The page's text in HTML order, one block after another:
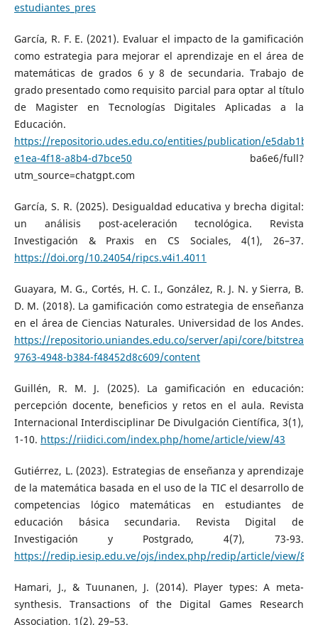
estudiantes_pres
García, R. F. E. (2021). Evaluar el impacto de la gamificación
como estrategia para mejorar el aprendizaje en el área de
matemáticas de grados 6 y 8 de secundaria. Trabajo de
grado presentado como requisito parcial para optar al título
de Magister en Tecnologías Digitales Aplicadas a la
Educación.
https://repositorio.udes.edu.co/entities/publication/e5dab1b4-
e1ea-4f18-a8b4-d7bce50 ba6e6/full?
utm_source=chatgpt.com
García, S. R. (2025). Desigualdad educativa y brecha digital:
un análisis post-aceleración tecnológica. Revista
Investigación & Praxis en CS Sociales, 4(1), 26–37.
https://doi.org/10.24054/ripcs.v4i1.4011
Guayara, M. G., Cortés, H. C. I., González, R. J. N. y Sierra, B.
D. M. (2018). La gamificación como estrategia de enseñanza
en el área de Ciencias Naturales. Universidad de los Andes.
https://repositorio.uniandes.edu.co/server/api/core/
9763-4948-b384-f48452d8c609/content
Guillén, R. M. J. (2025). La gamificación en educación:
percepción docente, beneficios y retos en el aula. Revista
Internacional Interdisciplinar De Divulgación Científica, 3(1),
1-10. https://riidici.com/index.php/home/article/view/43
Gutiérrez, L. (2023). Estrategias de enseñanza y aprendizaje
de la matemática basada en el uso de la TIC el desarrollo de
competencias lógico matemáticas en estudiantes de
educación básica secundaria. Revista Digital de
Investigación y Postgrado, 4(7), 73-93.
https://redip.iesip.edu.ve/ojs/index.php/redip/article/view/86
Hamari, J., & Tuunanen, J. (2014). Player types: A meta-
synthesis. Transactions of the Digital Games Research
Association, 1(2), 29–53.